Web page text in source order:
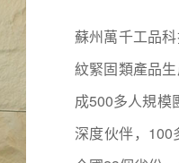
蘇州萬千工品
紋緊固類產品
成500多人規模
深度伙伴，100